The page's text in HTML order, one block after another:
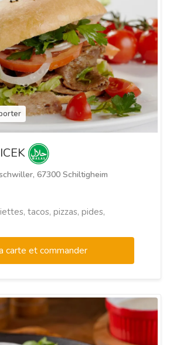
67300 Schiltigheim
tacos, pizzas, pides,
carte et commander